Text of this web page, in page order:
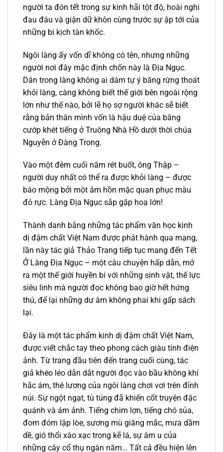
người ta đón tết trong sự kinh hãi tột độ, hoài nghi
đau đáu và giận dữ khôn cùng trước sự ập tới của
những bi kịch tàn khốc.
Ngôi làng ấy vốn dĩ không có tên, nhưng những
người nơi đây mặc định chốn này là Địa Ngục.
Dân trong làng không ai dám tự ý băng rừng thoát
khỏi làng, càng không biết thế giới bên ngoài rộng
lớn như thế nào, bởi lẽ họ sợ người khác sẽ biết
rằng bản thân mình vốn là hậu duệ của băng
cướp khét tiếng ở Truông Nhà Hồ dưới thời chúa
Nguyễn ở Đàng Trong.
Vào một đêm cuối năm rét buốt, ông Thập –
người duy nhất có thể ra được khỏi làng – được
báo mộng bởi một âm hồn mặc quan phục màu
đỏ rực. Làng Địa Ngục sắp gặp hoạ lớn!
Thành danh bằng những tác phẩm văn học kinh
dị đậm chất Việt Nam được phát hành qua mạng,
lần này tác giả Thảo Trang tiếp tục mang đến Tết
Ở Làng Địa Ngục – một câu chuyện hấp dẫn, mở
ra một thế giới huyền bí với những sinh vật, thế lực
siêu linh mà người đọc không bao giờ hết hứng
thú, để lại những dư âm không phai khi gấp sách
lại.
Đây là một tác phẩm kinh dị đậm chất Việt Nam,
được viết chắc tay theo phong cách giàu tính điện
ảnh. Từ trang đầu tiên đến trang cuối cùng, tác
giả khéo léo dẫn dắt người đọc vào bầu không khí
hắc ám, thê lương của ngôi làng chơi vơi trên đỉnh
núi. Sự ngột ngạt, tù túng đã khiến cốt truyện đặc
quánh và ám ảnh. Tiếng chim lợn, tiếng chó sủa,
đom đóm lập lòe, sương mù giăng mắc, mưa dầm
dề, gió thổi xào xạc trong kẽ lá, sự âm u của
những cây cổ thụ ngàn năm… Tất cả đều hiện lên